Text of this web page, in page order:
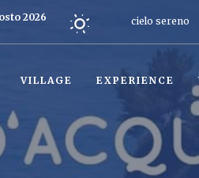
2026 cielo sereno
VILLAGE EXPERIENCE